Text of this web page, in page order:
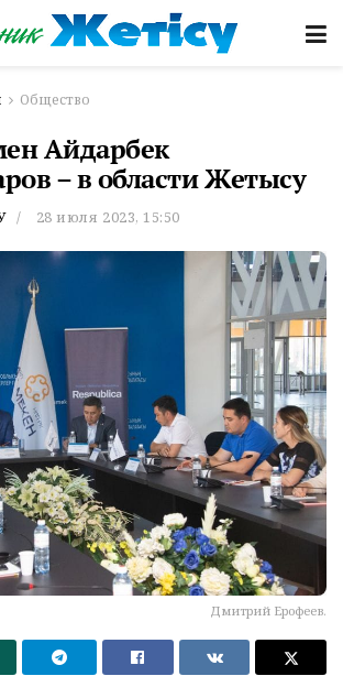
Общество
Айдарбек
– в области Жетысу
28 июля 2023, 15:50
Дмитрий Ерофеев.